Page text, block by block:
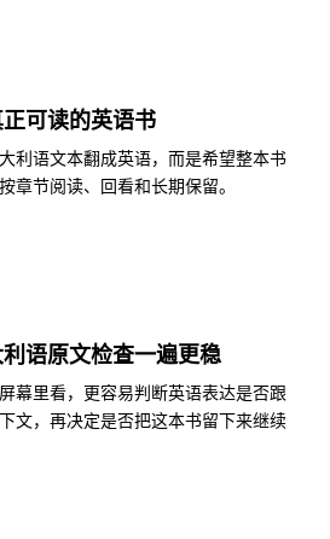
可读的英语书
利语文本翻成英语，而是希望整本书
章节阅读、回看和长期保留。
语原文检查一遍更稳
幕里看，更容易判断英语表达是否跟
文，再决定是否把这本书留下来继续